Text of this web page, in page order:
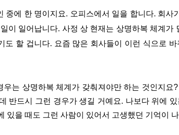
중에 한 명이지요. 오피스에서 일을 합니다. 회사
이 일어납니다. 사정 상 현재는 상명하복 체계가
도 할 겁니다. 요즘 많은 회사들이 이런 식으로
우는 상명하복 체계가 갖춰져야만 하는 것인지요
반드시 그런 경우가 생길 거예요. 나보다 위에
있을 때도 그런 사람이 있어서 고생했던 기억이